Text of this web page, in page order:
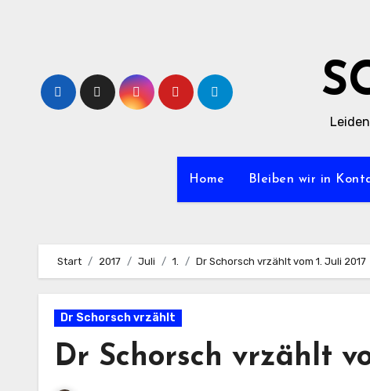
Home Bleiben wir in
Start 2017 Juli 1. Dr Schorsch vrzählt vom 1. Juli 2017
Dr Schorsch vrzählt
Dr Schorsch vrzählt